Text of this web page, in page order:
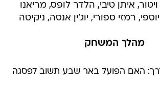
איתן טיבי, הלדר לופס, מריאנו
רמזי ספורי, יוג'ין אנסה, ניקיטה
מהלך המשחק
האם הפועל באר שבע תשוב לפסגה